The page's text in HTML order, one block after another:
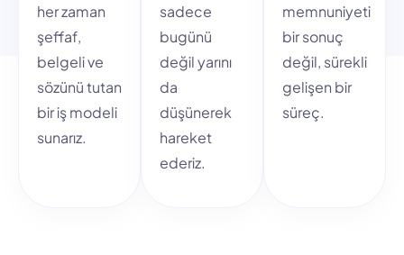
her zaman
şeffaf,
belgeli ve
sözünü tutan
bir iş modeli
sunarız.
sadece
bugünü
değil yarını
da
düşünerek
hareket
ederiz.
memnuniyeti
bir sonuç
değil, sürekli
gelişen bir
süreç.